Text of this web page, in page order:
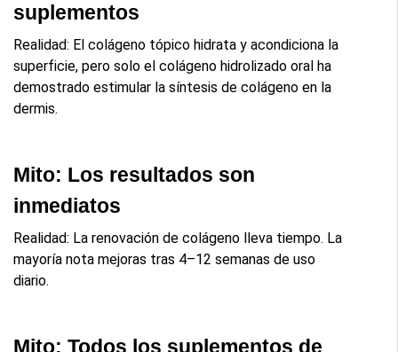
suplementos
Realidad: El colágeno tópico hidrata y acondiciona la
superficie, pero solo el colágeno hidrolizado oral ha
demostrado estimular la síntesis de colágeno en la
dermis.
Mito: Los resultados son
inmediatos
Realidad: La renovación de colágeno lleva tiempo. La
mayoría nota mejoras tras 4–12 semanas de uso
diario.
Mito: Todos los suplementos de